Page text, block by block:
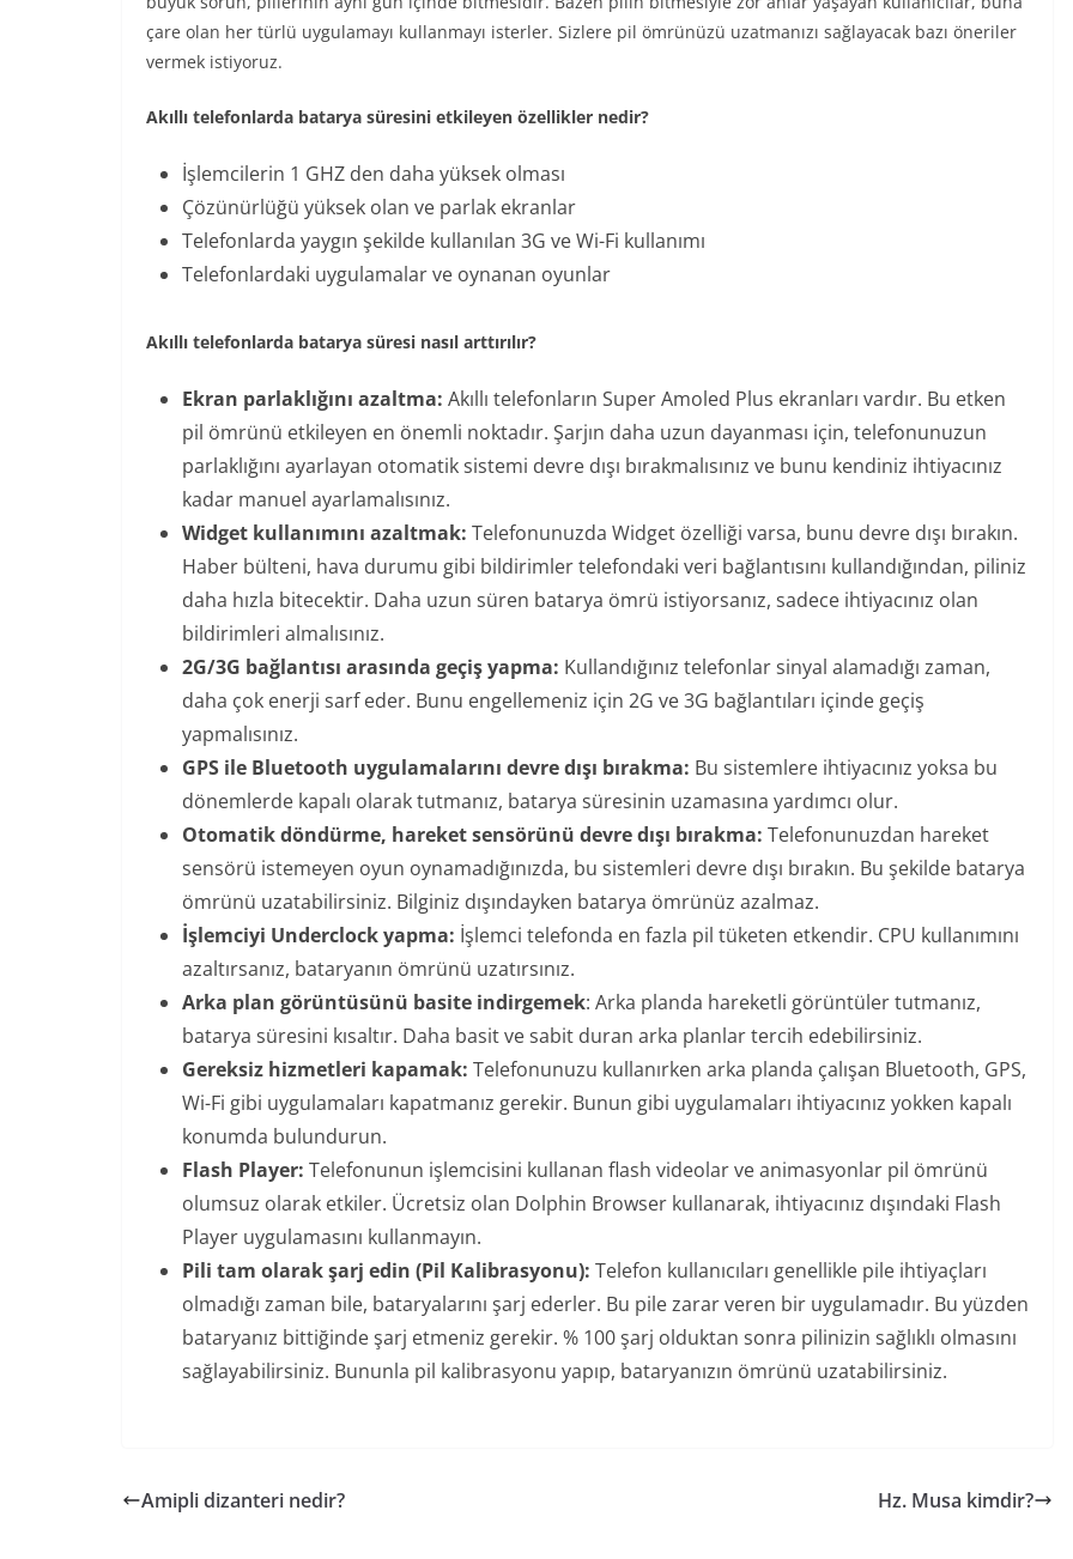
çare olan her türlü uygulamayı kullanmayı isterler. Sizlere pil ömrünüzü uzatmanızı sağlayacak bazı öneriler
vermek istiyoruz.
Akıllı telefonlarda batarya süresini etkileyen özellikler nedir?
İşlemcilerin 1 GHZ den daha yüksek olması
Çözünürlüğü yüksek olan ve parlak ekranlar
Telefonlarda yaygın şekilde kullanılan 3G ve Wi-Fi kullanımı
Telefonlardaki uygulamalar ve oynanan oyunlar
Akıllı telefonlarda batarya süresi nasıl arttırılır?
Ekran parlaklığını azaltma: Akıllı telefonların Super Amoled Plus ekranları vardır. Bu etken
pil ömrünü etkileyen en önemli noktadır. Şarjın daha uzun dayanması için, telefonunuzun
parlaklığını ayarlayan otomatik sistemi devre dışı bırakmalısınız ve bunu kendiniz ihtiyacınız
kadar manuel ayarlamalısınız.
Widget kullanımını azaltmak: Telefonunuzda Widget özelliği varsa, bunu devre dışı bırakın.
Haber bülteni, hava durumu gibi bildirimler telefondaki veri bağlantısını kullandığından, piliniz
daha hızla bitecektir. Daha uzun süren batarya ömrü istiyorsanız, sadece ihtiyacınız olan
bildirimleri almalısınız.
2G/3G bağlantısı arasında geçiş yapma: Kullandığınız telefonlar sinyal alamadığı zaman,
daha çok enerji sarf eder. Bunu engellemeniz için 2G ve 3G bağlantıları içinde geçiş
yapmalısınız.
GPS ile Bluetooth uygulamalarını devre dışı bırakma: Bu sistemlere ihtiyacınız yoksa bu
dönemlerde kapalı olarak tutmanız, batarya süresinin uzamasına yardımcı olur.
Otomatik döndürme, hareket sensörünü devre dışı bırakma: Telefonunuzdan hareket
sensörü istemeyen oyun oynamadığınızda, bu sistemleri devre dışı bırakın. Bu şekilde batarya
ömrünü uzatabilirsiniz. Bilginiz dışındayken batarya ömrünüz azalmaz.
İşlemciyi Underclock yapma: İşlemci telefonda en fazla pil tüketen etkendir. CPU kullanımını
azaltırsanız, bataryanın ömrünü uzatırsınız.
Arka plan görüntüsünü basite indirgemek: Arka planda hareketli görüntüler tutmanız,
batarya süresini kısaltır. Daha basit ve sabit duran arka planlar tercih edebilirsiniz.
Gereksiz hizmetleri kapamak: Telefonunuzu kullanırken arka planda çalışan Bluetooth, GPS,
Wi-Fi gibi uygulamaları kapatmanız gerekir. Bunun gibi uygulamaları ihtiyacınız yokken kapalı
konumda bulundurun.
Flash Player: Telefonunun işlemcisini kullanan flash videolar ve animasyonlar pil ömrünü
olumsuz olarak etkiler. Ücretsiz olan Dolphin Browser kullanarak, ihtiyacınız dışındaki Flash
Player uygulamasını kullanmayın.
Pili tam olarak şarj edin (Pil Kalibrasyonu): Telefon kullanıcıları genellikle pile ihtiyaçları
olmadığı zaman bile, bataryalarını şarj ederler. Bu pile zarar veren bir uygulamadır. Bu yüzden
bataryanız bittiğinde şarj etmeniz gerekir. % 100 şarj olduktan sonra pilinizin sağlıklı olmasını
sağlayabilirsiniz. Bununla pil kalibrasyonu yapıp, bataryanızın ömrünü uzatabilirsiniz.
Amipli dizanteri nedir? Hz. Musa kimdir?